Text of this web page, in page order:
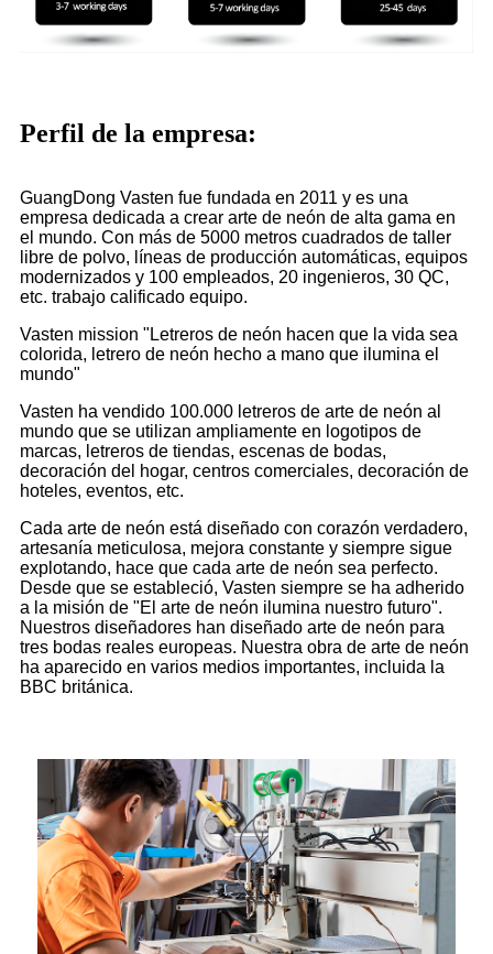
Perfil de la empresa:
GuangDong Vasten fue fundada en 2011 y es una
empresa dedicada a crear arte de neón de alta gama en
el mundo. Con más de 5000 metros cuadrados de taller
libre de polvo, líneas de producción automáticas, equipos
modernizados y 100 empleados, 20 ingenieros, 30 QC,
etc. trabajo calificado equipo.
Vasten mission "Letreros de neón hacen que la vida sea
colorida, letrero de neón hecho a mano que ilumina el
mundo"
Vasten ha vendido 100.000 letreros de arte de neón al
mundo que se utilizan ampliamente en logotipos de
marcas, letreros de tiendas, escenas de bodas,
decoración del hogar, centros comerciales, decoración de
hoteles, eventos, etc.
Cada arte de neón está diseñado con corazón verdadero,
artesanía meticulosa, mejora constante y siempre sigue
explotando, hace que cada arte de neón sea perfecto.
Desde que se estableció, Vasten siempre se ha adherido
a la misión de "El arte de neón ilumina nuestro futuro".
Nuestros diseñadores han diseñado arte de neón para
tres bodas reales europeas. Nuestra obra de arte de neón
ha aparecido en varios medios importantes, incluida la
BBC británica.